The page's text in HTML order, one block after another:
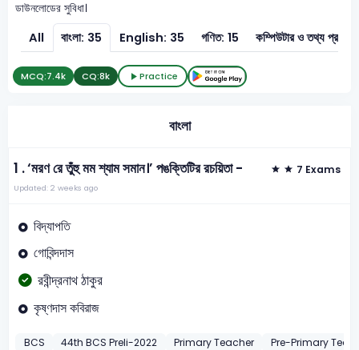
ডাউনলোডের সুবিধা।
All বাংলা: 35 English: 35 গণিত: 15 কম্পিউটার ও
MCQ:7.4k CQ:8k Practice
বাংলা
1 .‘মরণ রে তুঁহু মম শ্যাম সমান।’ পঙক্তিটির রচয়িতা - 7 Exams
Updated: 2 weeks ago
বিদ্যাপতি
গোবিন্দদাস
রবীন্দ্রনাথ ঠাকুর
কৃষ্ণদাস কবিরাজ
BCS 44th BCS Preli-2022 Primary Teacher Pre-Primary